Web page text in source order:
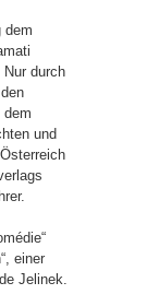
dem
durch
dem
und
einer
Jelinek.